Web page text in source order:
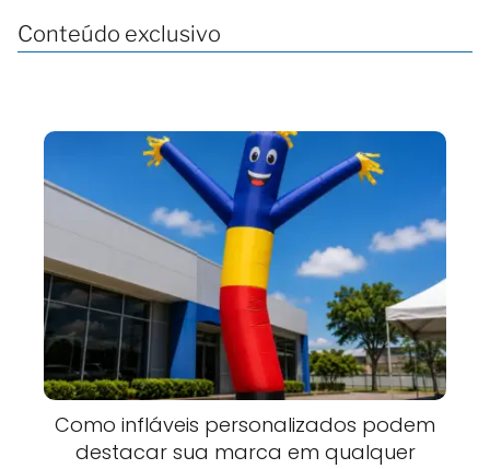
Conteúdo exclusivo
Como infláveis personalizados podem
destacar sua marca em qualquer